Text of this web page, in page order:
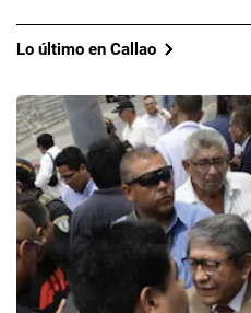
Lo último en Callao